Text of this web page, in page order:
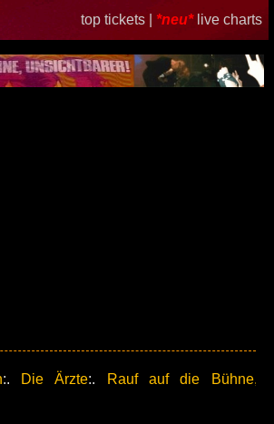
top tickets | *neu* live charts
:. Die Ärzte:.
Rauf auf die Bühne,